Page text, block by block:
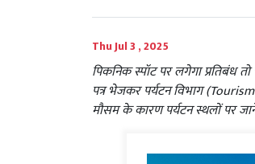
Thu Jul 3 , 2025
पिकनिक स्पॉट पर लगेगा प्रतिबंध
पत्र भेजकर पर्यटन विभाग
मौसम के कारण पर्यटन स्थलों पर